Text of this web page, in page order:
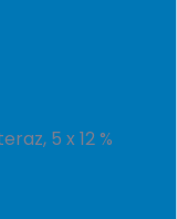
5 x 12 %